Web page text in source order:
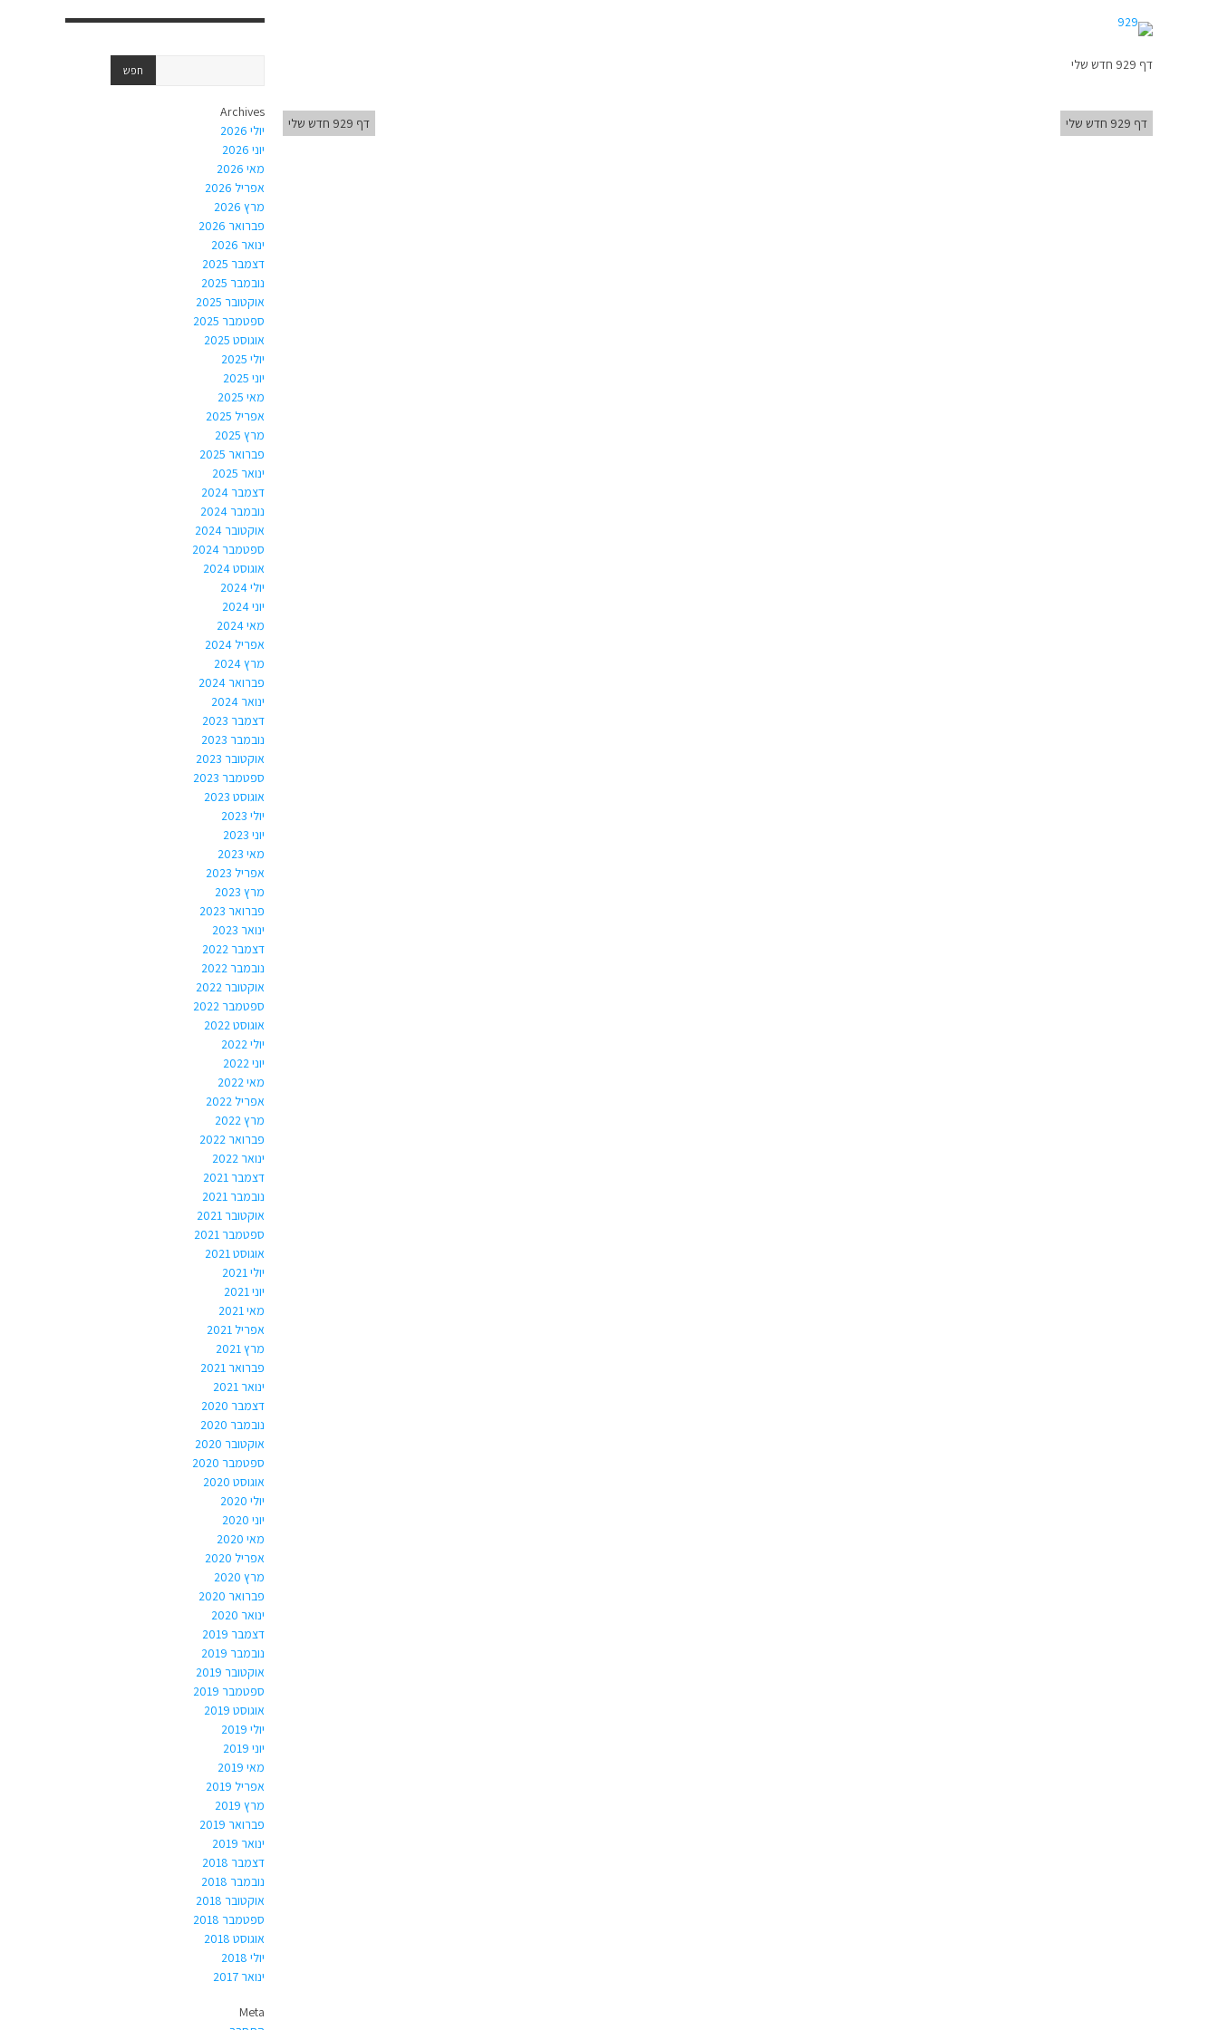
דף 929 חדש שלי
דף 929 חדש שלי דף 929 חדש שלי
Archives
יולי 2026
יוני 2026
מאי 2026
אפריל 2026
מרץ 2026
פברואר 2026
ינואר 2026
דצמבר 2025
נובמבר 2025
אוקטובר 2025
ספטמבר 2025
אוגוסט 2025
יולי 2025
יוני 2025
מאי 2025
אפריל 2025
מרץ 2025
פברואר 2025
ינואר 2025
דצמבר 2024
נובמבר 2024
אוקטובר 2024
ספטמבר 2024
אוגוסט 2024
יולי 2024
יוני 2024
מאי 2024
אפריל 2024
מרץ 2024
פברואר 2024
ינואר 2024
דצמבר 2023
נובמבר 2023
אוקטובר 2023
ספטמבר 2023
אוגוסט 2023
יולי 2023
יוני 2023
מאי 2023
אפריל 2023
מרץ 2023
פברואר 2023
ינואר 2023
דצמבר 2022
נובמבר 2022
אוקטובר 2022
ספטמבר 2022
אוגוסט 2022
יולי 2022
יוני 2022
מאי 2022
אפריל 2022
מרץ 2022
פברואר 2022
ינואר 2022
דצמבר 2021
נובמבר 2021
אוקטובר 2021
ספטמבר 2021
אוגוסט 2021
יולי 2021
יוני 2021
מאי 2021
אפריל 2021
מרץ 2021
פברואר 2021
ינואר 2021
דצמבר 2020
נובמבר 2020
אוקטובר 2020
ספטמבר 2020
אוגוסט 2020
יולי 2020
יוני 2020
מאי 2020
אפריל 2020
מרץ 2020
פברואר 2020
ינואר 2020
דצמבר 2019
נובמבר 2019
אוקטובר 2019
ספטמבר 2019
אוגוסט 2019
יולי 2019
יוני 2019
מאי 2019
אפריל 2019
מרץ 2019
פברואר 2019
ינואר 2019
דצמבר 2018
נובמבר 2018
אוקטובר 2018
ספטמבר 2018
אוגוסט 2018
יולי 2018
ינואר 2017
Meta